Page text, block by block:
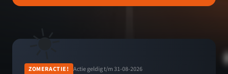
☀️
ZOMERACTIE! Actie geldig t/m 31-08-2026